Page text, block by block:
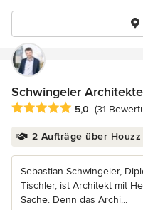
Schwingeler
Durchschnittliche
5,0 (31
2 Aufträge über Houzz
Sebastian Schwingeler,
Tischler, ist Architekt mit
Sache. Denn das Archi...